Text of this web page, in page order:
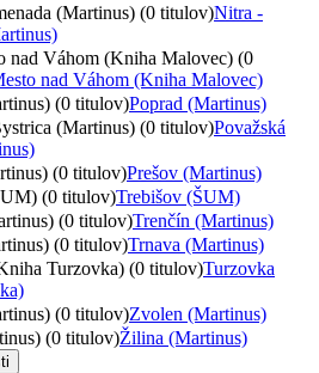
(Martinus) (0 titulov)Nitra -
nad Váhom (Kniha Malovec) (0
nad Váhom (Kniha Malovec)
(0 titulov)Poprad (Martinus)
(Martinus) (0 titulov)Považská
(0 titulov)Prešov (Martinus)
(0 titulov)Trebišov (ŠUM)
(0 titulov)Trenčín (Martinus)
(0 titulov)Trnava (Martinus)
Turzovka) (0 titulov)Turzovka
(0 titulov)Zvolen (Martinus)
(0 titulov)Žilina (Martinus)